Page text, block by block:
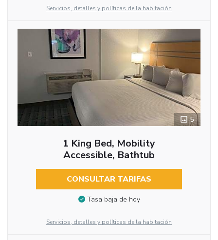
Servicios, detalles y políticas de la habitación
5
1 King Bed, Mobility
Accessible, Bathtub
CONSULTAR TARIFAS
Tasa baja de hoy
Servicios, detalles y políticas de la habitación